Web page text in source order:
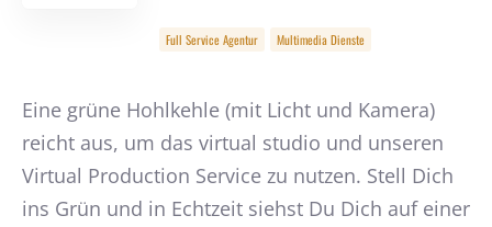
Full Service Agentur Multimedia Dienste
Eine grüne Hohlkehle (mit Licht und Kamera)
reicht aus, um das virtual studio und unseren
Virtual Production Service zu nutzen. Stell Dich
ins Grün und in Echtzeit siehst Du Dich auf einer